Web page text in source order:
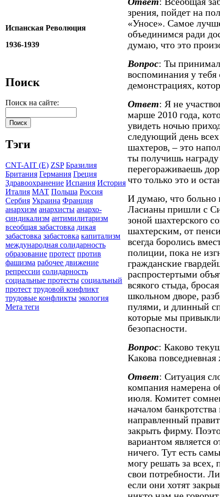
Испанская Революция
1936-1939
Поиск
Поиск на сайте:
Тэги
CNT-AIT (E) ZSP Бразилия
Британия Германия Греция
Здравоохранение Испания История
Италия МАТ Польша Россия
Сербия Украина Франция
анархизм анархисты анархо-
синдикализм антимилитаризм
всеобщая забастовка дикая
забастовка забастовка капитализм
международная солидарность
образование протест против
фашизма рабочее движение
репрессии солидарность
социальные протесты социальный
протест трудовой конфликт
трудовые конфликты экология
Мета теги
зрения, пойдет на
«Уносе». Самое
объединимся ради
думаю, что это
Вопрос: Ты
воспоминания у тебя
демонстрациях,
Ответ: Я не
марше 2010 года,
увидеть ночью
следующий день
шахтеров, – это
ты получишь награду
перегораживаешь
что только это и
И думаю, что больно
Ласианы пришли с
зоной шахтерского
шахтерским, от
всегда боролись
полиции, пока не
гражданские
распростертыми
всякого стыда,
школьном дворе,
пулями, и длинный
которые мы
безопасности.
Вопрос: Каково
Какова
Ответ: Ситуация
компания намерена
июля. Комитет
началом
направленный
закрыть фирму.
вариантом является
ничего. Тут есть
могу решать за всех,
свои потребности.
если они хотят